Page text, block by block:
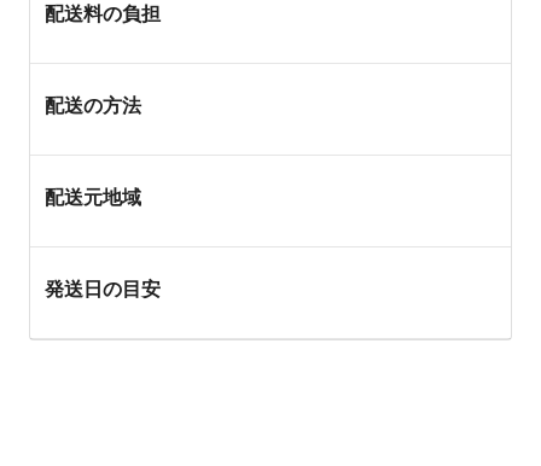
配送料の負担
配送の方法
配送元地域
発送日の目安